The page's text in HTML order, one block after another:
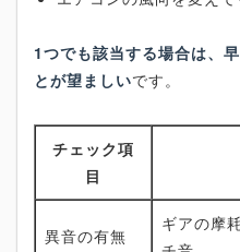
1つでも該当する場合は、
とが望ましいです。
チェック項
目
異音の有無
ギアの摩